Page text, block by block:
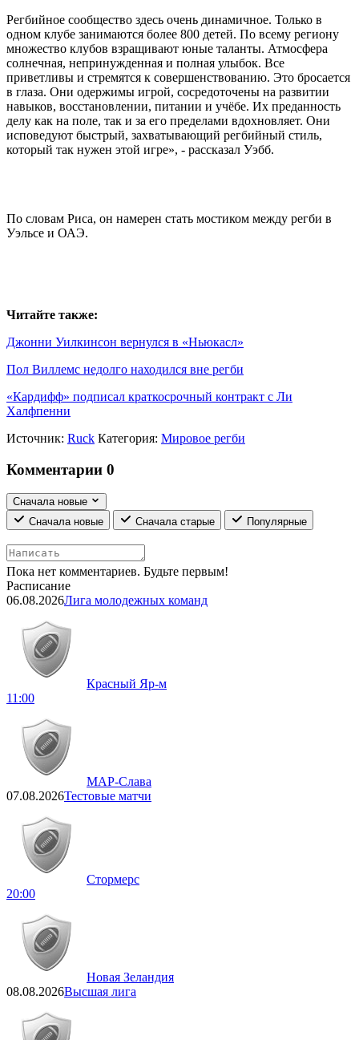
Регбийное сообщество здесь очень динамичное. Только в
одном клубе занимаются более 800 детей. По всему региону
множество клубов взращивают юные таланты. Атмосфера
солнечная, непринужденная и полная улыбок. Все
приветливы и стремятся к совершенствованию. Это бросается
в глаза. Они одержимы игрой, сосредоточены на развитии
навыков, восстановлении, питании и учёбе. Их преданность
делу как на поле, так и за его пределами вдохновляет. Они
исповедуют быстрый, захватывающий регбийный стиль,
который так нужен этой игре», - рассказал Уэбб.
По словам Риса, он намерен стать мостиком между регби в
Уэльсе и ОАЭ.
Читайте также:
Джонни Уилкинсон вернулся в «Ньюкасл»
Пол Виллемс недолго находился вне регби
«Кардифф» подписал краткосрочный контракт с Ли
Халфпенни
Источник: Ruck Категория: Мировое регби
Комментарии 0
Сначала новые
Сначала новые
Сначала старые Популярные
Пока нет комментариев. Будьте первым!
Расписание
06.08.2026Лига молодежных команд
Красный Яр-м
11:00
МАР-Слава
07.08.2026Тестовые матчи
Стормерс
20:00
Новая Зеландия
08.08.2026Высшая лига